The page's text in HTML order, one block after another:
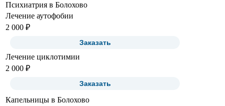
Психиатрия в Болохово
Лечение аутофобии
2 000 ₽
Заказать
Лечение циклотимии
2 000 ₽
Заказать
Капельницы в Болохово